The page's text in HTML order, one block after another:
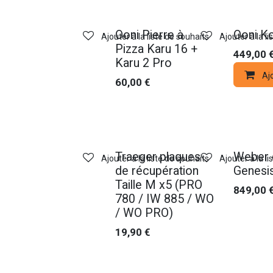
Ooni Pierre à
Pizza Karu 16 +
Karu 2 Pro
60,00 €
Ajouter à la liste de souhaits Ooni
449,00
Ajouter à la
Traeger plaques
de récupération
Taille M x5 (PRO
780 / IW 885 / WO
/ WO PRO)
19,90 €
Ajouter à la liste de souhaits
Weber
849,00
Ajouter à la